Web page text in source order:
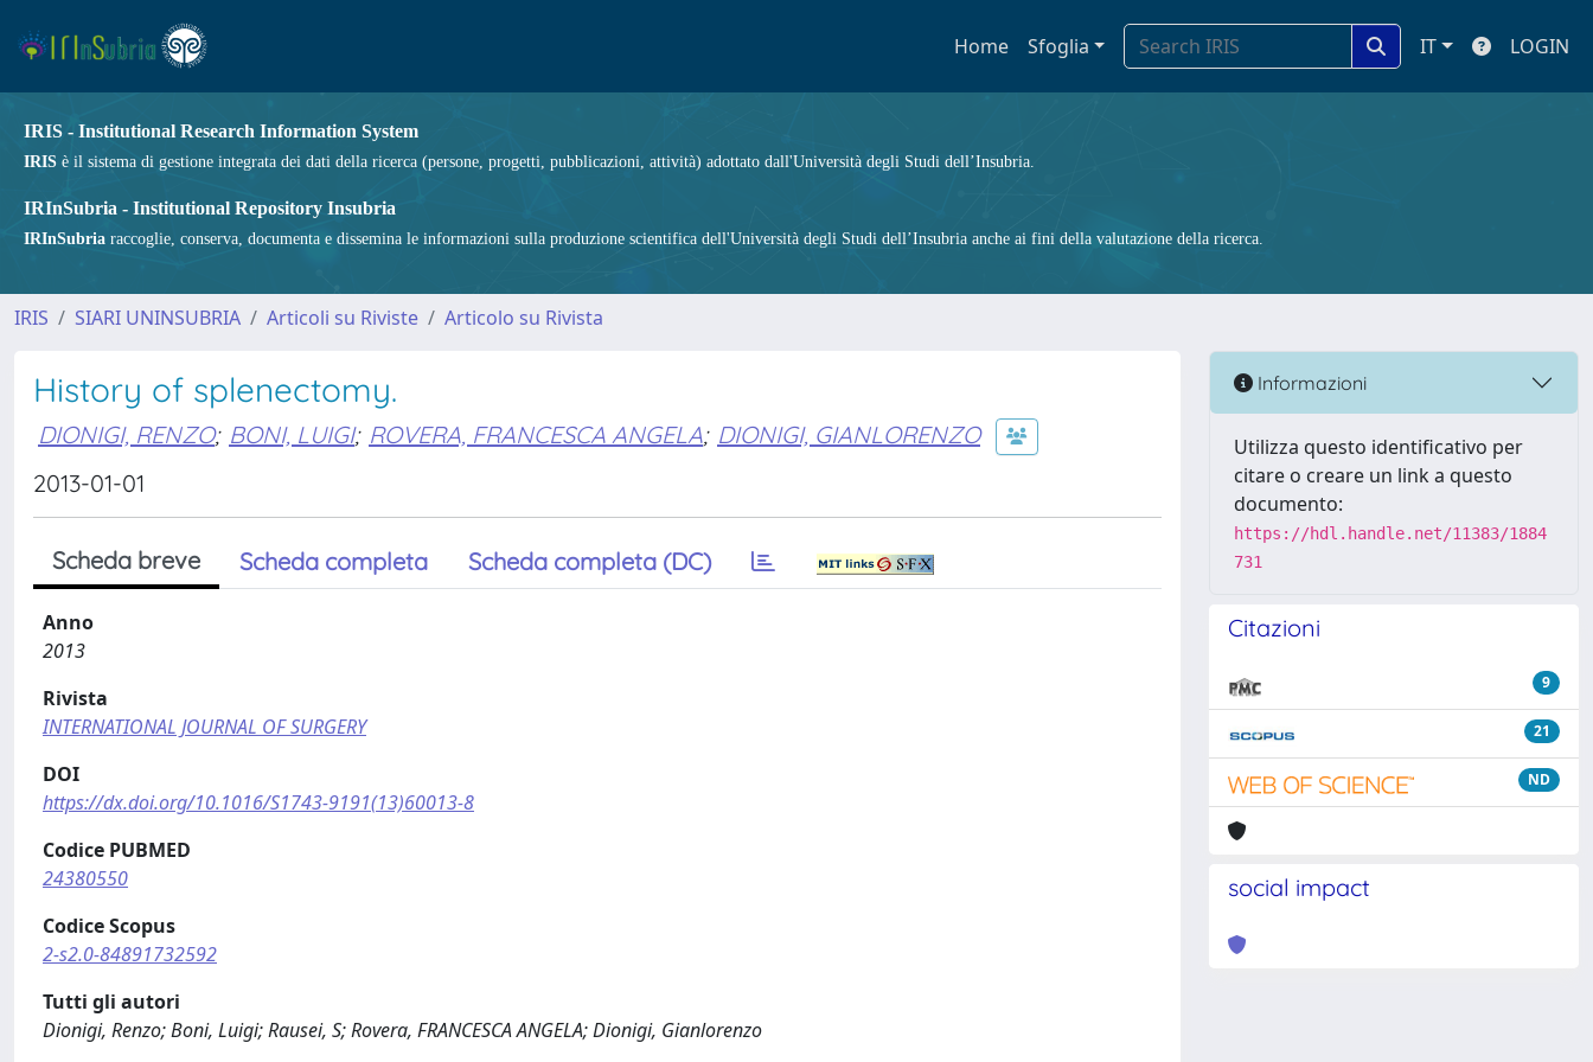
Home Sfoglia IT LOGIN
IRIS - Institutional Research Information System
IRIS è il sistema di gestione integrata dei dati della ricerca (persone, progetti, pubblicazioni, attività) adottato dall'Università degli Studi dell’Insubria.
IRInSubria - Institutional Repository Insubria
IRInSubria raccoglie, conserva, documenta e dissemina le informazioni sulla produzione scientifica dell'Università degli Studi dell’Insubria anche ai fini della valutazione della ricerca.
IRIS SIARI UNINSUBRIA Articoli su Riviste Articolo su Rivista
History of splenectomy.
DIONIGI, RENZO; BONI, LUIGI; ROVERA, FRANCESCA ANGELA; DIONIGI, GIANLORENZO
2013-01-01
Scheda breve Scheda completa Scheda completa (DC)
Anno
2013
Rivista
INTERNATIONAL JOURNAL OF SURGERY
DOI
https://dx.doi.org/10.1016/S1743-9191(13)60013-8
Codice PUBMED
24380550
Codice Scopus
2-s2.0-84891732592
Tutti gli autori
Dionigi, Renzo; Boni, Luigi; Rausei, S; Rovera, FRANCESCA ANGELA; Dionigi, Gianlorenzo
Informazioni
Utilizza questo identificativo per
citare o creare un link a questo
documento:
https://hdl.handle.net/11383/1884
731
Citazioni
9
21
ND
social impact